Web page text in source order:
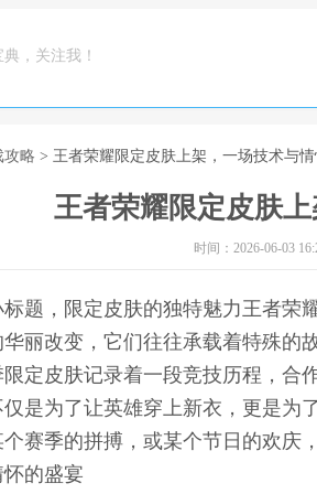
，关注我！
攻略 > 王者荣耀限定皮肤上架，一场技术与
王者荣耀限定皮肤
时间：2026-06-03
题，限定皮肤的独特魅力王者荣
华丽改变，它们往往承载着特殊的
定皮肤记录着一段竞技历程，合
仅是为了让英雄穿上新衣，更是为
个赛季的拼搏，或某个节日的欢庆
的盛宴